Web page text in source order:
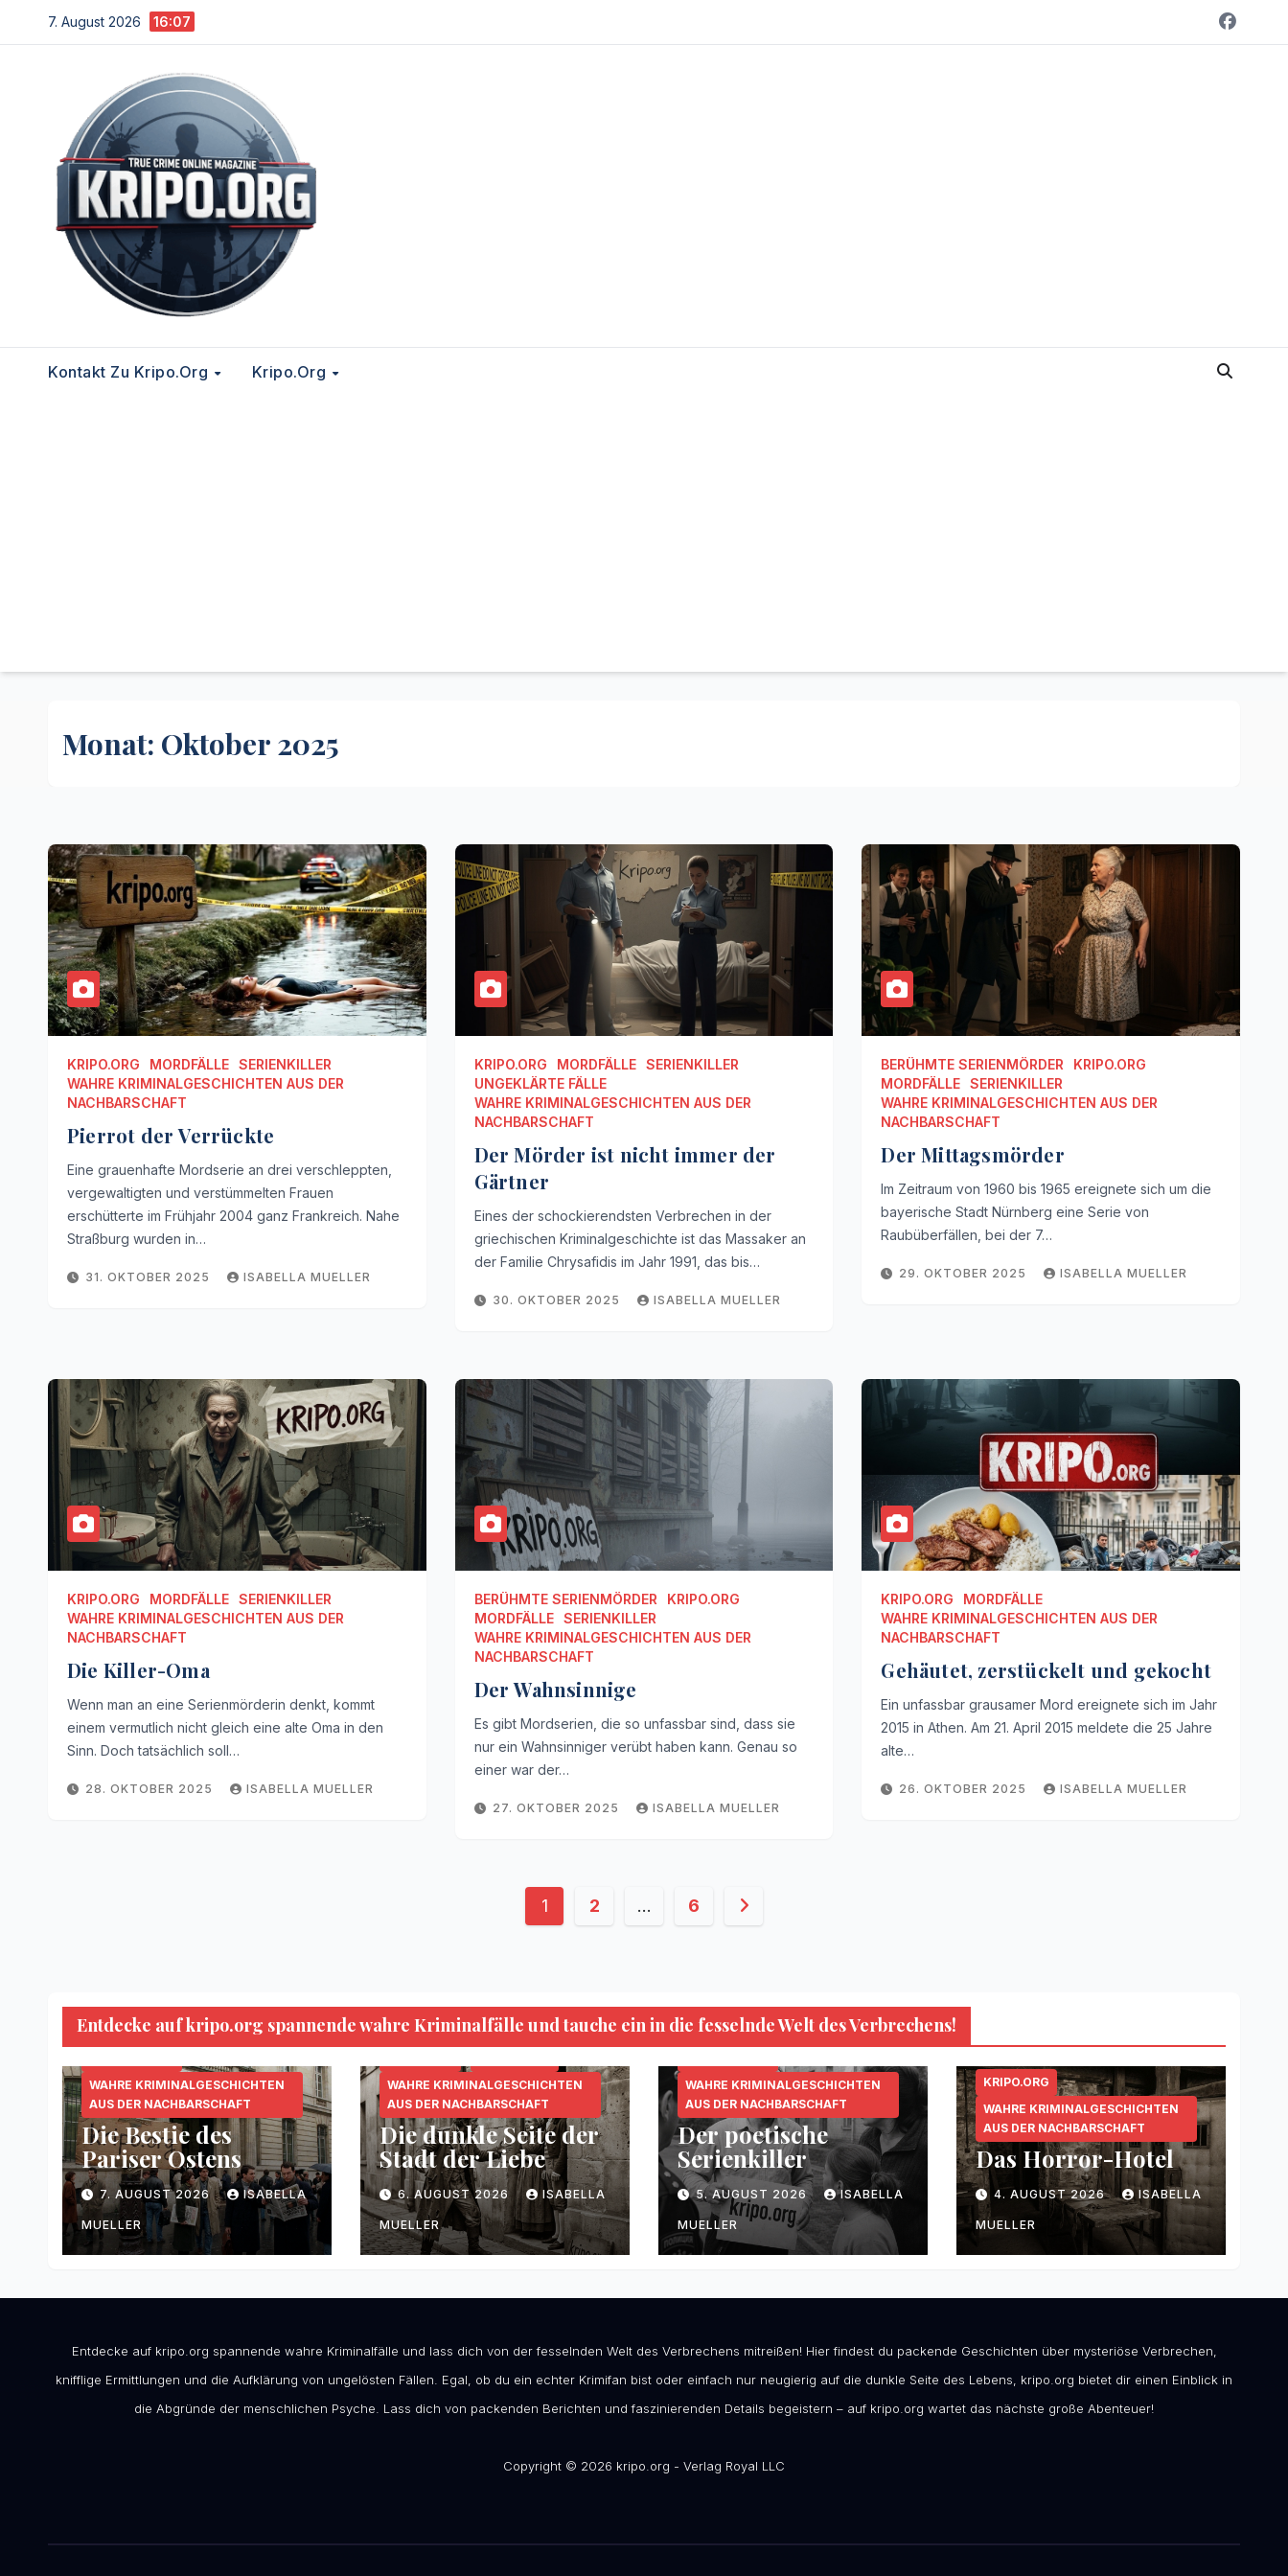
Inhalt
7. August 2026 16:07
Kontakt Zu Kripo.org Kripo.org
Monat: Oktober 2025
KRIPO.ORG MORDFÄLLE SERIENKILLER
WAHRE KRIMINALGESCHICHTEN AUS DER
NACHBARSCHAFT
Pierrot der Verrückte
Eine grauenhafte Mordserie an drei verschleppten,
vergewaltigten und verstümmelten Frauen
erschütterte im Frühjahr 2004 ganz Frankreich. Nahe
Straßburg wurden in…
31. OKTOBER 2025 ISABELLA MUELLER
KRIPO.ORG MORDFÄLLE
SERIENKILLER
UNGEKLÄRTE FÄLLE
WAHRE KRIMINALGESCHICHTEN AUS DER
NACHBARSCHAFT
Der Mörder ist nicht immer der
Gärtner
Eines der schockierendsten Verbrechen in der
griechischen Kriminalgeschichte ist das Massaker an
der Familie Chrysafidis im Jahr 1991, das bis…
30. OKTOBER 2025 ISABELLA MUELLER
BERÜHMTE SERIENMÖRDER
KRIPO.ORG
MORDFÄLLE
SERIENKILLER
WAHRE KRIMINALGESCHICHTEN AUS DER
NACHBARSCHAFT
Der Mittagsmörder
Im Zeitraum von 1960 bis 1965 ereignete sich um die
bayerische Stadt Nürnberg eine Serie von
Raubüberfällen, bei der 7…
29. OKTOBER 2025 ISABELLA MUELLER
KRIPO.ORG MORDFÄLLE SERIENKILLER
WAHRE KRIMINALGESCHICHTEN AUS DER
NACHBARSCHAFT
Die Killer-Oma
Wenn man an eine Serienmörderin denkt, kommt
einem vermutlich nicht gleich eine alte Oma in den
Sinn. Doch tatsächlich soll…
28. OKTOBER 2025 ISABELLA MUELLER
BERÜHMTE SERIENMÖRDER
KRIPO.ORG
MORDFÄLLE
SERIENKILLER
WAHRE KRIMINALGESCHICHTEN AUS DER
NACHBARSCHAFT
Der Wahnsinnige
Es gibt Mordserien, die so unfassbar sind, dass sie
nur ein Wahnsinniger verübt haben kann. Genau so
einer war der…
27. OKTOBER 2025 ISABELLA MUELLER
KRIPO.ORG
MORDFÄLLE
WAHRE KRIMINALGESCHICHTEN AUS DER
NACHBARSCHAFT
Gehäutet, zerstückelt und gekocht
Ein unfassbar grausamer Mord ereignete sich im Jahr
2015 in Athen. Am 21. April 2015 meldete die 25 Jahre
alte…
26. OKTOBER 2025 ISABELLA MUELLER
Seitennummerierung
1 2 … 6
Entdecke auf kripo.org spannende wahre Kriminalfälle und tauche ein in die fesselnde Welt des Verbrechens!
KRIPO.ORG
MORDFÄLLE
WAHRE KRIMINALGESCHICHTEN
AUS DER NACHBARSCHAFT
Die Bestie des
Pariser Ostens
7. AUGUST 2026 ISABELLA
MUELLER
WAHRE KRIMINALGESCHICHTEN
AUS DER NACHBARSCHAFT
Die dunkle Seite der
Stadt der Liebe
6. AUGUST 2026 ISABELLA
MUELLER
KRIPO.ORG
MORDFÄLLE
WAHRE KRIMINALGESCHICHTEN
AUS DER NACHBARSCHAFT
Der poetische
Serienkiller
5. AUGUST 2026 ISABELLA
MUELLER
KRIPO.ORG
WAHRE KRIMINALGESCHICHTEN
AUS DER NACHBARSCHAFT
Das Horror-Hotel
4. AUGUST 2026 ISABELLA
MUELLER
Entdecke auf kripo.org spannende wahre Kriminalfälle und lass dich von der fesselnden Welt des Verbrechens mitreißen! Hier findest du packende Geschichten über mysteriöse Verbrechen,
knifflige Ermittlungen und die Aufklärung von ungelösten Fällen. Egal, ob du ein echter Krimifan bist oder einfach nur neugierig auf die dunkle Seite des Lebens, kripo.org bietet dir einen Einblick in
die Abgründe der menschlichen Psyche. Lass dich von packenden Berichten und faszinierenden Details begeistern – auf kripo.org wartet das nächste große Abenteuer!
Copyright © 2026 kripo.org - Verlag Royal LLC